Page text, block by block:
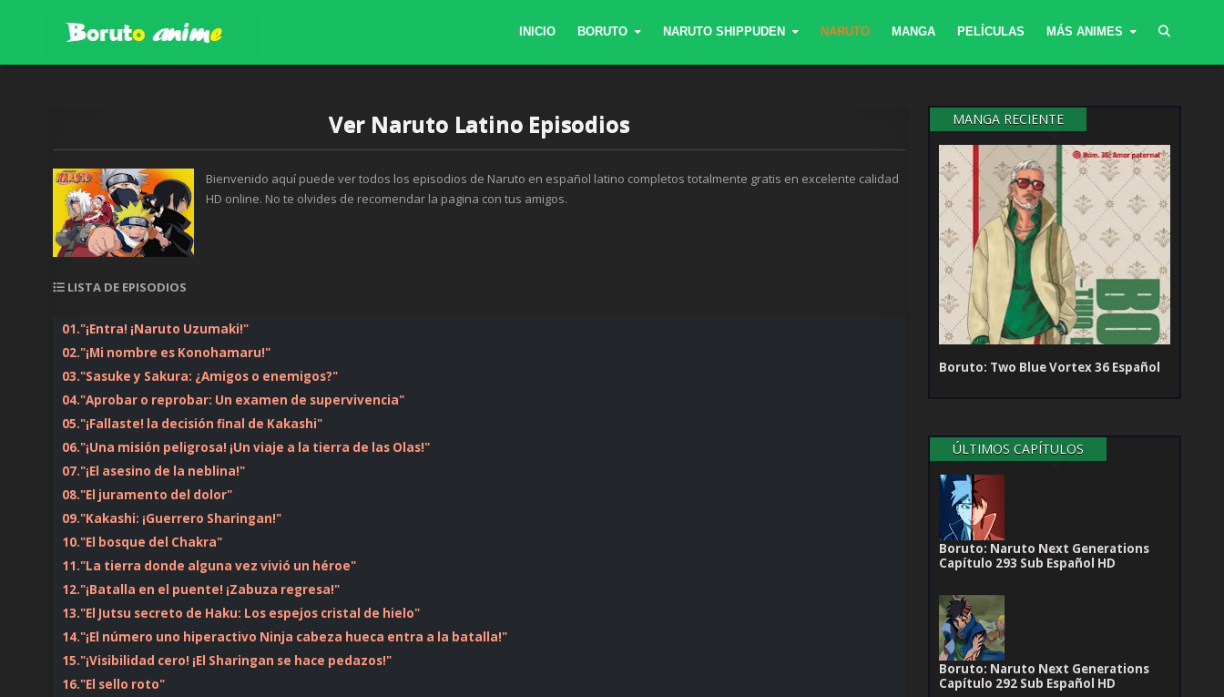
BORUTOANIME.ONLINE
INICIO BORUTO NARUTO SHIPPUDEN NARUTO MANGA PELÍCULAS MÁS ANIMES
Ver Naruto Latino Episodios
Bienvenido aquí puede ver todos los episodios de Naruto en español latino completos totalmente gratis en excelente calidad
HD online. No te olvides de recomendar la pagina con tus amigos.
LISTA DE EPISODIOS
01."¡Entra! ¡Naruto Uzumaki!"
02."¡Mi nombre es Konohamaru!"
03."Sasuke y Sakura: ¿Amigos o enemigos?"
04."Aprobar o reprobar: Un examen de supervivencia"
05."¡Fallaste! la decisión final de Kakashi"
06."¡Una misión peligrosa! ¡Un viaje a la tierra de las Olas!"
07."¡El asesino de la neblina!"
08."El juramento del dolor"
09."Kakashi: ¡Guerrero Sharingan!"
10."El bosque del Chakra"
11."La tierra donde alguna vez vivió un héroe"
12."¡Batalla en el puente! ¡Zabuza regresa!"
13."El Jutsu secreto de Haku: Los espejos cristal de hielo"
14."¡El número uno hiperactivo Ninja cabeza hueca entra a la batalla!"
15."¡Visibilidad cero! ¡El Sharingan se hace pedazos!"
16."El sello roto"
MANGA RECIENTE
Boruto: Two Blue Vortex 36 Español
ÚLTIMOS CAPÍTULOS
Boruto: Naruto Next Generations
Capítulo 293 Sub Español HD
Boruto: Naruto Next Generations
Capítulo 292 Sub Español HD